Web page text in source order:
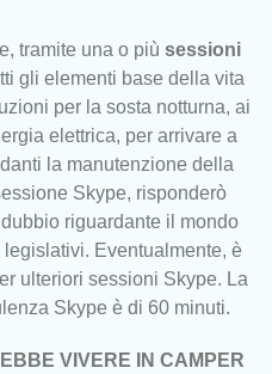
tramite una o più sessioni
gli elementi base della vita
per la sosta notturna, ai
elettrica, per arrivare a
la manutenzione della
Skype, risponderò
riguardante il mondo
Eventualmente, è
ulteriori sessioni Skype. La
Skype è di 60 minuti.
VIVERE IN CAMPER